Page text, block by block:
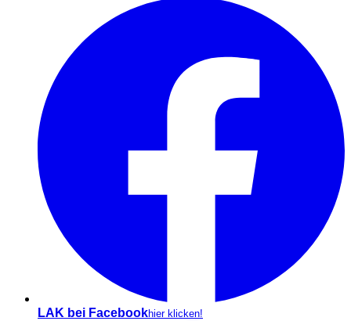
LAK bei Facebookhier klicken!